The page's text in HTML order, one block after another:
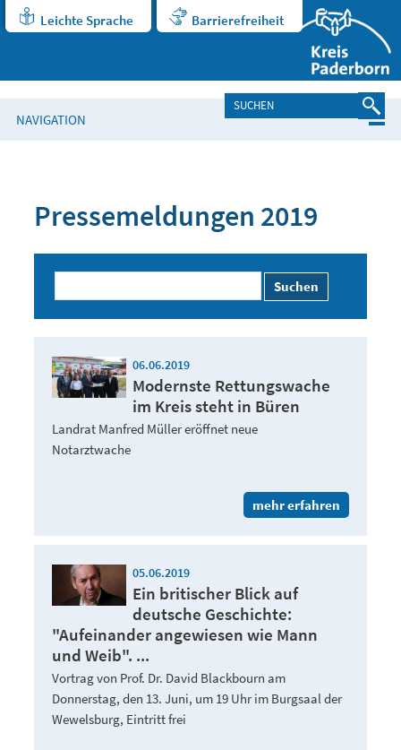
Leichte Sprache Barrierefreiheit
NAVIGATION
Pressemeldungen 2019
Suchen
06.06.2019
Modernste Rettungswache
im Kreis steht in Büren
Landrat Manfred Müller eröffnet neue
Notarztwache
mehr erfahren
05.06.2019
Ein britischer Blick auf
deutsche Geschichte:
"Aufeinander angewiesen wie Mann
und Weib". ...
Vortrag von Prof. Dr. David Blackbourn am
Donnerstag, den 13. Juni, um 19 Uhr im Burgsaal der
Wewelsburg, Eintritt frei